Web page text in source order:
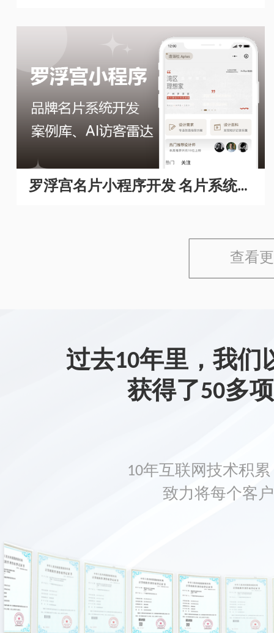
PP开发
罗浮宫名片小程序开发 名片系统开
查看
过去10年里，我们
获得了50多
10年互联网技术积
致力将每个客